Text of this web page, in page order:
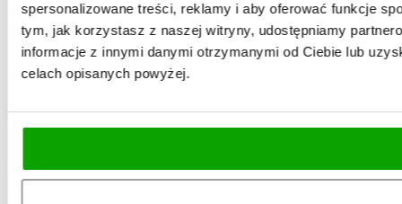
spersonalizowane treści, reklamy i aby oferować funkcje
tym, jak korzystasz z naszej witryny, udostępniamy
informacje z innymi danymi otrzymanymi od Ciebie lub
celach opisanych powyżej.